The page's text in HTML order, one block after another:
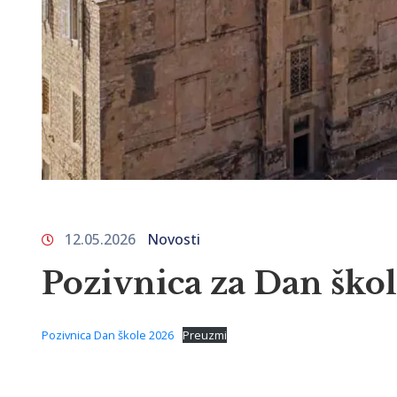
12.05.2026 Novosti
Pozivnica za Dan
Pozivnica Dan škole 2026 Preuzmi